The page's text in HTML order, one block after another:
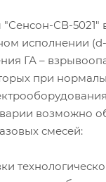
"Сенсон-СВ-5021"
исполнении
ГА –
при
возможно
смесей: